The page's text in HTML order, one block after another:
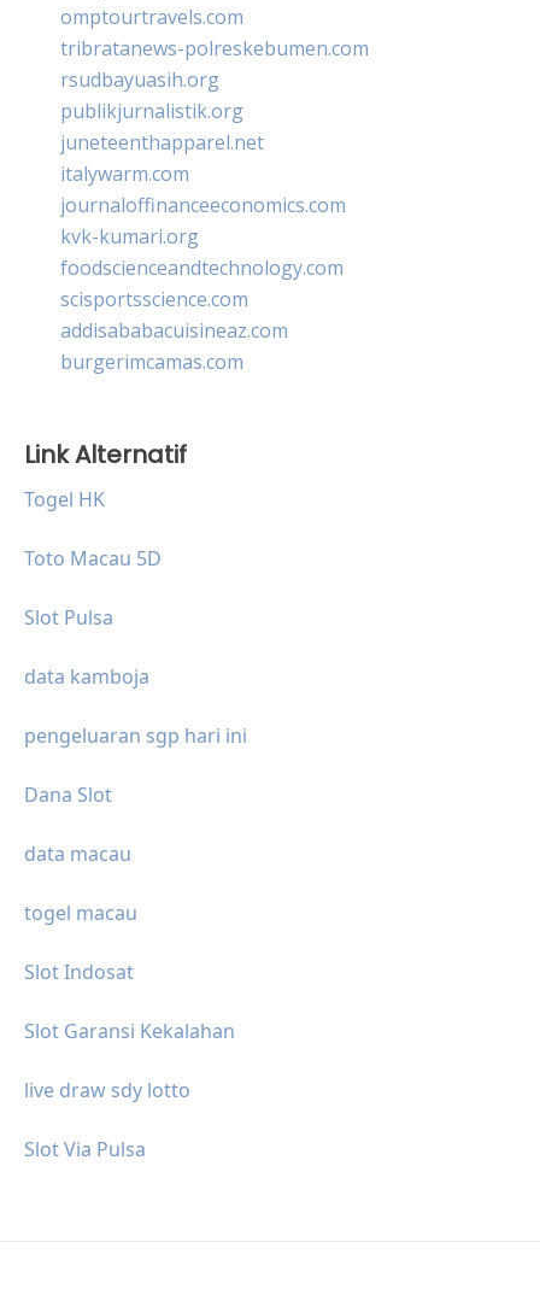
omptourtravels.com
tribratanews-polreskebumen.com
rsudbayuasih.org
publikjurnalistik.org
juneteenthapparel.net
italywarm.com
journaloffinanceeconomics.com
kvk-kumari.org
foodscienceandtechnology.com
scisportsscience.com
addisababacuisineaz.com
burgerimcamas.com
Link Alternatif
Togel HK
Toto Macau 5D
Slot Pulsa
data kamboja
pengeluaran sgp hari ini
Dana Slot
data macau
togel macau
Slot Indosat
Slot Garansi Kekalahan
live draw sdy lotto
Slot Via Pulsa